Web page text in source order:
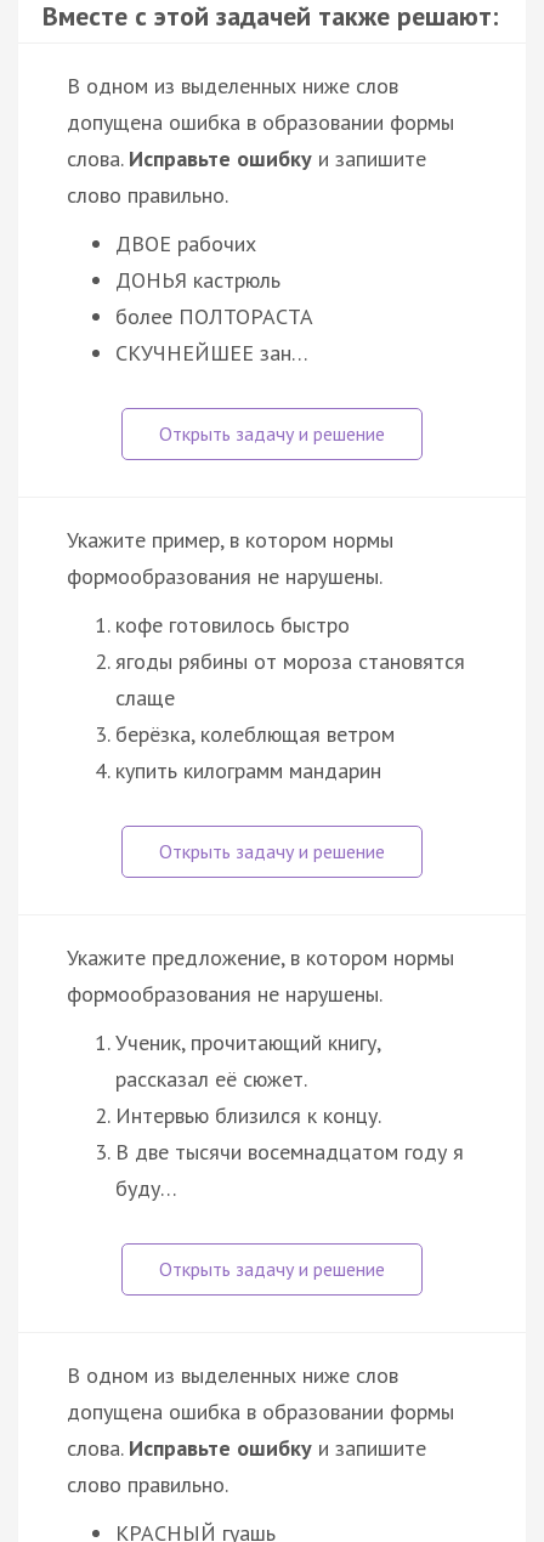
Вместе с этой задачей также решают:
В одном из выделенных ниже слов
допущена ошибка в образовании формы
слова. Исправьте ошибку и запишите
слово правильно.
ДВОЕ рабочих
ДОНЬЯ кастрюль
более ПОЛТОРАСТА
СКУЧНЕЙШЕЕ зан…
Укажите пример, в котором нормы
формообразования не нарушены.
кофе готовилось быстро
ягоды рябины от мороза становятся
слаще
берёзка, колеблющая ветром
купить килограмм мандарин
Укажите предложение, в котором нормы
формообразования не нарушены.
Ученик, прочитающий книгу,
рассказал её сюжет.
Интервью близился к концу.
В две тысячи восемнадцатом году я
буду…
В одном из выделенных ниже слов
допущена ошибка в образовании формы
слова. Исправьте ошибку и запишите
слово правильно.
КРАСНЫЙ гуашь